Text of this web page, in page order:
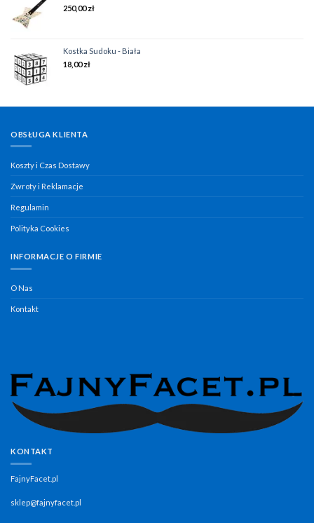
250,00zł
Kostka Sudoku - Biała
18,00zł
OBSŁUGA KLIENTA
Koszty i Czas Dostawy
Zwroty i Reklamacje
Regulamin
Polityka Cookies
INFORMACJE O FIRMIE
O Nas
Kontakt
KONTAKT
FajnyFacet.pl
sklep@fajnyfacet.pl